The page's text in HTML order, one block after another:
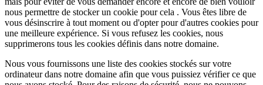
nous permettre de stocker un cookie pour cela . Vous êtes libre de
vous désinscrire à tout moment ou d'opter pour d'autres cookies pour
une meilleure expérience. Si vous refusez les cookies, nous
supprimerons tous les cookies définis dans notre domaine.
Nous vous fournissons une liste des cookies stockés sur votre
ordinateur dans notre domaine afin que vous puissiez vérifier ce que